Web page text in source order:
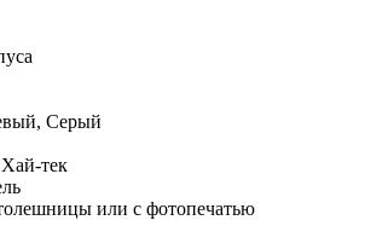
Серый
тек
или с фотопечатью